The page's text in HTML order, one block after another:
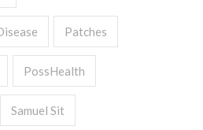
Patches
PossHealth
Samuel Sit